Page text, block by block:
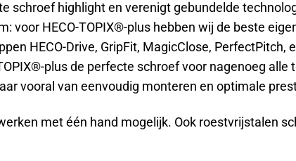
schroef highlight en verenigt gebundelde
voor HECO-TOPIX®-plus hebben wij de beste
HECO-Drive, GripFit, MagicClose,
plus de perfecte schroef voor nagenoeg
vooral van eenvoudig monteren en optimale
met één hand mogelijk. Ook roestvrijstalen